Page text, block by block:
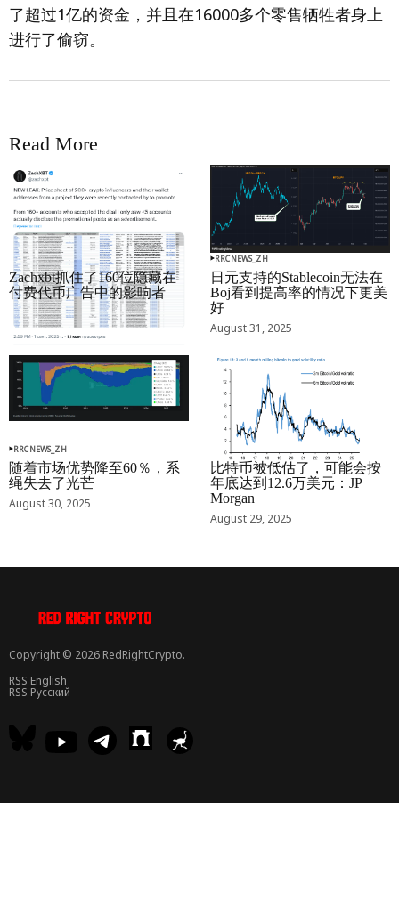
了超过1亿的资金，并且在16000多个零售牺牲者身上
进行了偷窃。
Read More
RRCNEWS_ZH
Zachxbt抓住了160位隐藏在
付费代币广告中的影响者
September 01, 2025
RRCNEWS_ZH
日元支持的Stablecoin无法在
Boj看到提高率的情况下更美
好
August 31, 2025
RRCNEWS_ZH
随着市场优势降至60％，系
绳失去了光芒
August 30, 2025
RRCNEWS_ZH
比特币被低估了，可能会按
年底达到12.6万美元：JP
Morgan
August 29, 2025
Copyright © 2026 RedRightCrypto.
RSS English
RSS Русский